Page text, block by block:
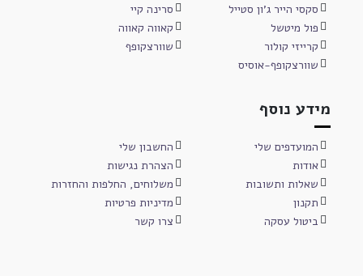
סקסי הייר ג'ון סטייל
סרינה קיי
פול מיטשל
קאווה קאווה
קרייזי קולור
שוורצקופף
שוורצקופף-אוסיס
מידע נוסף
המועדפים שלי
החשבון שלי
אודות
הצהרת נגישות
שאלות ותשובות
משלוחים, החלפות והחזרות
תקנון
מדיניות פרטיות
ביטול עסקה
צרו קשר